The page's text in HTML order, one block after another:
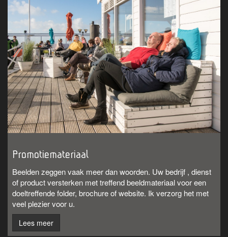
Promotiemateriaal
Beelden zeggen vaak meer dan woorden. Uw bedrijf , dienst
of product versterken met treffend beeldmateriaal voor een
doeltreffende folder, brochure of website. Ik verzorg het met
veel plezier voor u.
Lees meer